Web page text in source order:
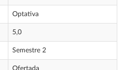
Optativa
5,0
Semestre 2
Ofertada